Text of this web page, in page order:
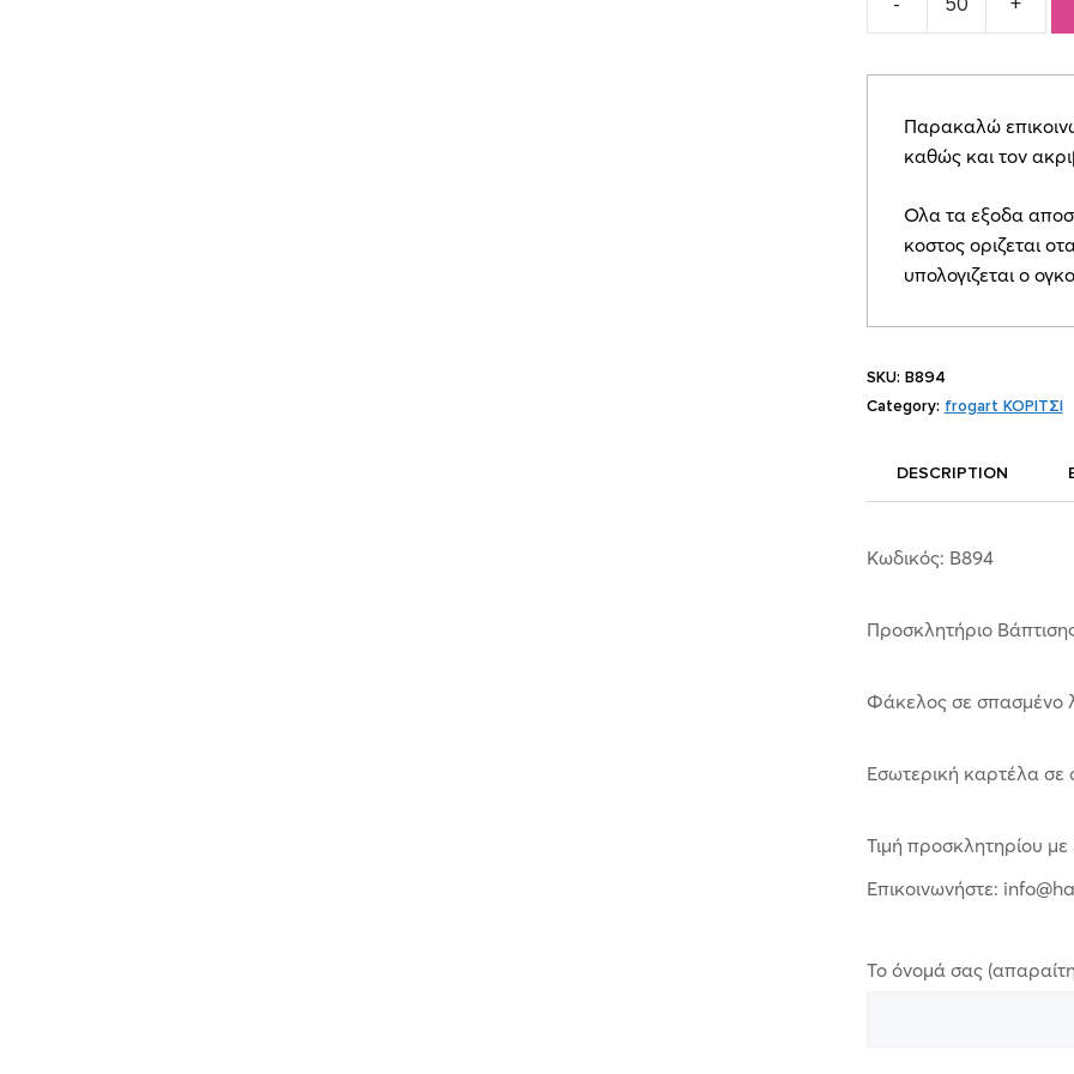
Προσκλητήριο
Γοργόνα
Παρακαλώ
καθώς και τον
Ολα τα εξοδα
κοστος οριζεται
υπολογιζεται ο
SKU: B894
Category: frogart ΚΟΡΙΤΣΙ
DESCRIPTION
Κωδικός: B894
Προσκλητήριο
Φάκελος σε σπασμένο
Εσωτερική καρτέλα σε
Τιμή προσκλητηρίου
Επικοινωνήστε:
Το όνομά σας